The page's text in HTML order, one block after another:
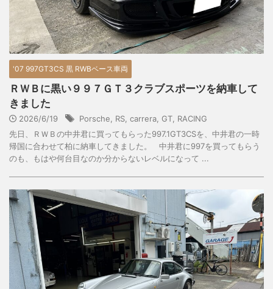
'07 997GT3CS 黒 RWBベース車両
ＲＷＢに黒い９９７ＧＴ３クラブスポーツを納車して
きました
2026/6/19 Porsche RS carrera GT RACING
先日、ＲＷＢの中井君に買ってもらった997.1GT3CSを、中井君の一時
帰国に合わせて柏に納車してきました。 中井君に997を買ってもらう
のも、もはや何台目なのか分からないレベルになって ...